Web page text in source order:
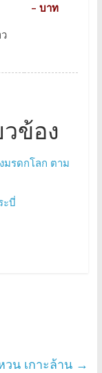
– บาท
ข้อง
มรดกโลก ตาม
ะบี่
น เกาะล้าน →